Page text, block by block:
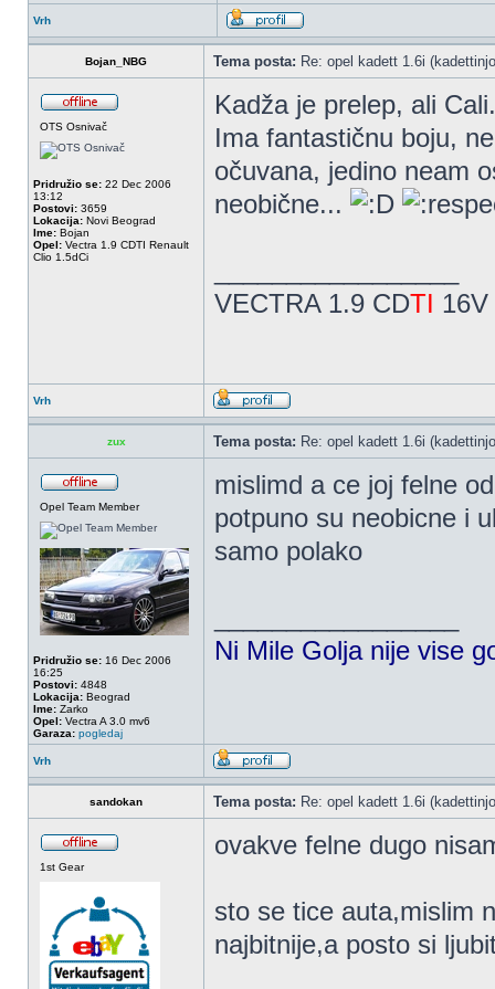
Vrh
Bojan_NBG Tema posta: Re: opel kadett 1.6i
OTS Osnivač
Pridružio se: 22 Dec 2006
13:12
Postovi: 3659
Lokacija: Novi Beograd
Ime: Bojan
Opel: Vectra 1.9 CDTI Renault
Clio 1.5dCi
Kadža je prelep, ali
Ima fantastičnu boju,
očuvana, jedino neam
neobične...
VECTRA 1.9 CDTI
Vrh
zux Tema posta: Re: opel kadett 1.6i
Opel Team Member
Pridružio se: 16 Dec 2006
16:25
Postovi: 4848
Lokacija: Beograd
Ime: Zarko
Opel: Vectra A 3.0 mv6
Garaza: pogledaj
mislimd a ce joj felne
potpuno su neobicne i
samo polako
Ni Mile Golja nije vise
Vrh
sandokan Tema posta: Re: opel kadett 1.6i
1st Gear
ovakve felne dugo
sto se tice auta,mislim
najbitnije,a posto si